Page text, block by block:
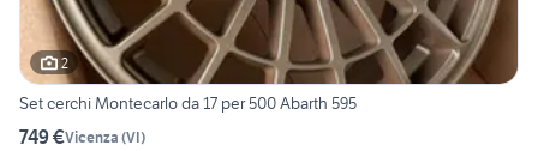
2
Set cerchi Montecarlo da 17 per 500 Abarth 595
749 €Vicenza (VI)